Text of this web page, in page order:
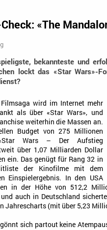
«The
bekannteste und
lockt das «Star Wars»-
wird im Internet mehr
als über «Star Wars», und
weiterhin die Massen an.
Budget von 275 Millionen
Wars – Der Aufstieg
über 1,07 Milliarden Dollar
ein. Das genügt für Rang 32 in
der Kinofilme mit dem
Einspielergebnis. In den USA
in der Höhe von 512,2
auch in Deutschland
Jahrescharts (mit über 5,23
sich partout keine